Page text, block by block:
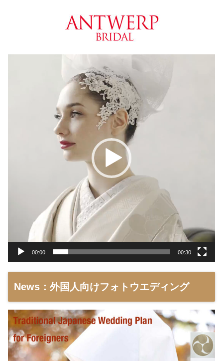
00:00 00:30
News：外国人向けフォトウエディング